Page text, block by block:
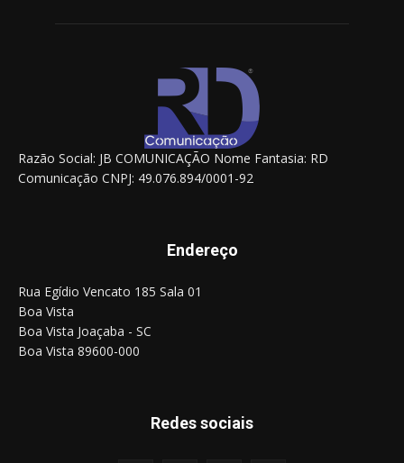
Razão Social: JB COMUNICAÇÃO Nome Fantasia: RD
Comunicação CNPJ: 49.076.894/0001-92
Endereço
Rua Egídio Vencato 185 Sala 01
Boa Vista
Boa Vista Joaçaba - SC
Boa Vista 89600-000
Redes sociais